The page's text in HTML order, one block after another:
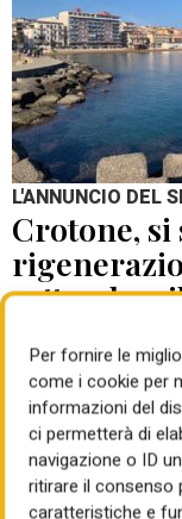
Per fornire le
come i cookie per
informazioni del
ci permetterà di
navigazione o ID
ritirare il consenso
caratteristiche e
L'ANNUNCIO DEL
Crotone, si
settembre
05 Ago 2026